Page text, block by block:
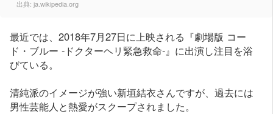
出典: ja.wikipedia.org
最近では、2018年7月27日に上映される『劇場版 コー
ド・ブルー -ドクターヘリ緊急救命-』に出演し注目を浴
びている。
清純派のイメージが強い新垣結衣さんですが、過去には
男性芸能人と熱愛がスクープされました。